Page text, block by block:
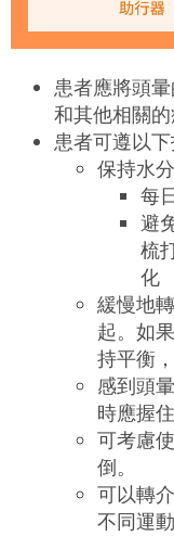
患者應將頭
和其他相關的
患者可遵以
保持水
每
避
梳
化
緩慢地
起。如
持平衡
感到頭
時應握住
可考慮
倒。
可以轉
不同運